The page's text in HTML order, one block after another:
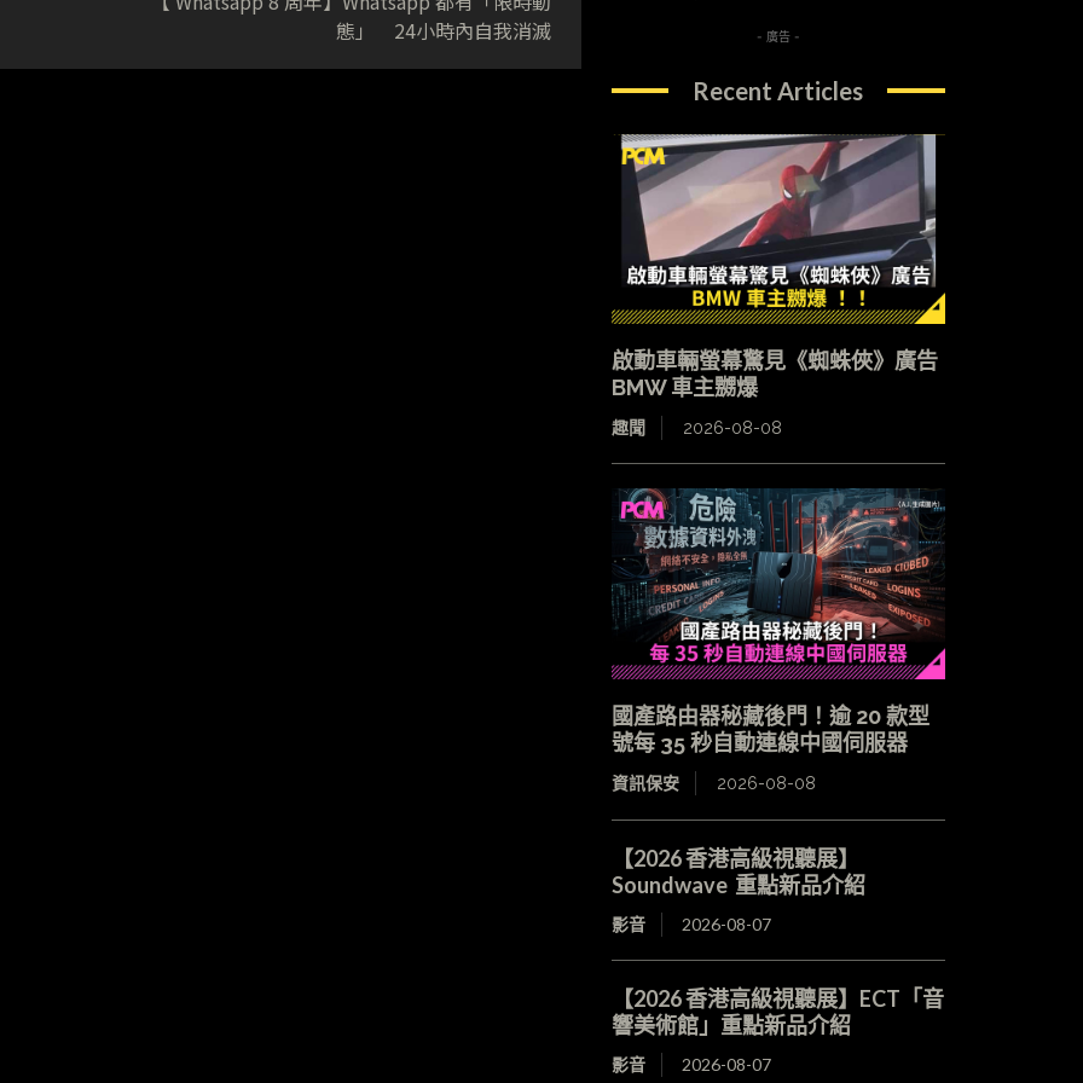
態」 24小時內自我消滅
- 廣告 -
Recent Articles
啟動車輛螢幕驚見《蜘蛛俠》廣告
BMW 車主嬲爆
趣聞 2026-08-08
國產路由器秘藏後門！逾 20 款型
號每 35 秒自動連線中國伺服器
資訊保安 2026-08-08
【2026 香港高級視聽展】
Soundwave 重點新品介紹
影音 2026-08-07
【2026 香港高級視聽展】ECT「音
響美術館」重點新品介紹
影音 2026-08-07